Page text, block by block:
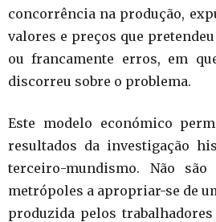
concorrência na produção,
valores e preços que
ou francamente erros, em
discorreu sobre o problema.
Este modelo económico
resultados da investigação
terceiro-mundismo. Não
metrópoles a apropriar-se de
produzida pelos